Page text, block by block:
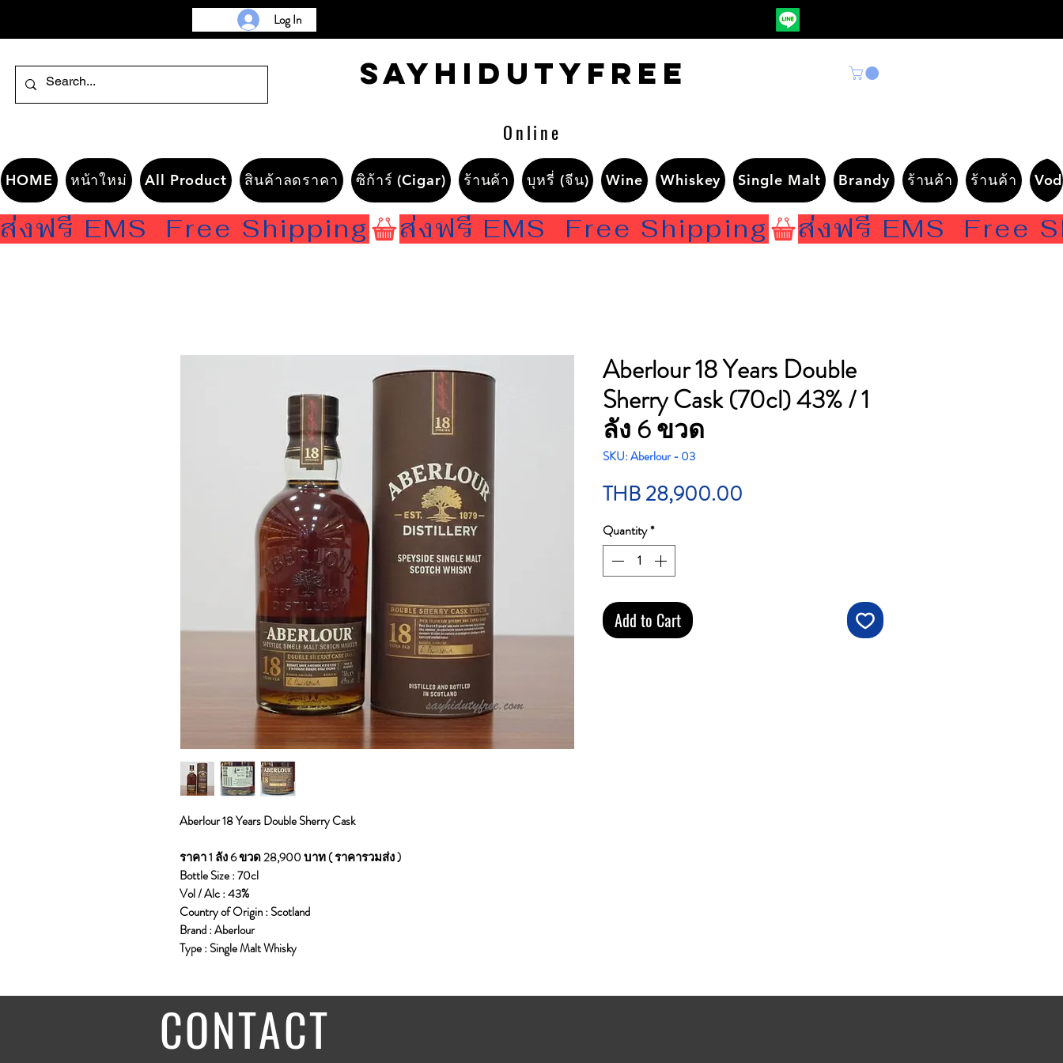
Log In
Sayhidutyfree
Online
HOME หน้าใหม่ All Product สินค้าลดราคา ซิก้าร์ (Cigar) ร้านค้า บุหรี่ (จีน) Wine Whiskey Single Malt Brandy ร้านค้า ร้านค้า
ส่งฟรี EMS  Free Shipping
Aberlour 18 Years Double Sherry Cask
ราคา 1 ลัง 6 ขวด 28,900 บาท ( ราคารวมส่ง )
Bottle Size : 70cl
Vol / Alc : 43%
Country of Origin : Scotland
Brand : Aberlour
Type : Single Malt Whisky
Aberlour 18 Years Double
Sherry Cask (70cl) 43% / 1
ลัง 6 ขวด
SKU: Aberlour - 03
THB 28,900.00
Quantity*
Add to Cart
CONTACT